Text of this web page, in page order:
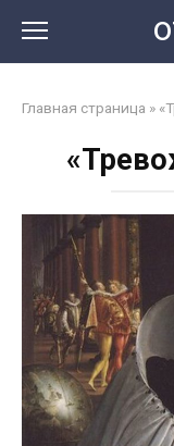
контенту
Главная страница »